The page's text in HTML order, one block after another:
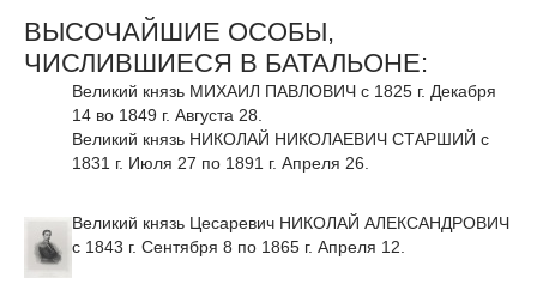
ВЫСОЧАЙШИЕ ОСОБЫ,
ЧИСЛИВШИЕСЯ В БАТАЛЬОНЕ:
Великий князь МИХАИЛ ПАВЛОВИЧ с 1825 г. Декабря
14 во 1849 г. Августа 28.
Великий князь НИКОЛАЙ НИКОЛАЕВИЧ СТАРШИЙ с
1831 г. Июля 27 по 1891 г. Апреля 26.
Великий князь Цесаревич НИКОЛАЙ АЛЕКСАНДРОВИЧ
с 1843 г. Сентября 8 по 1865 г. Апреля 12.